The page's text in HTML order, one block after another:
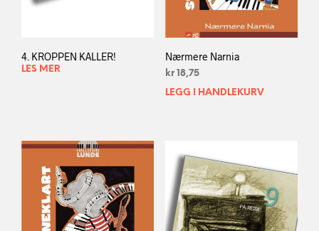
4. KROPPEN KALLER!
LES MER
Nærmere Narnia
kr18,75
LEGG I HANDLEKURV